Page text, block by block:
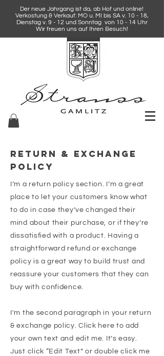
Der neue Jahrgang ist da, ab Hof und online!
Verkostung & Verkauf: MO u. MI bis SA v. 10 - 18,
Dienstag v. 9 - 12 und Sonntag von 10 - 14 Uhr
Wir freuen uns auf Ihren Besuch!
Return & Exchange
Policy
I’m a return policy section. I’m a great
place to let your customers know what
to do in case they’ve changed their
mind about their purchase, or if they’re
dissatisfied with a product. Having a
straightforward refund or exchange
policy is a great way to build trust and
reassure your customers that they can
buy with confidence.
I'm the second paragraph in your return
& exchange policy. Click here to add
your own text and edit me. It’s easy.
Just click “Edit Text” or double click me